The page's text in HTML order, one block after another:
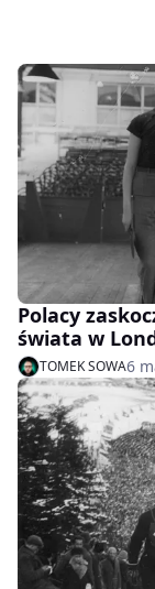
Polacy
świata w
TOMEK SOWA6